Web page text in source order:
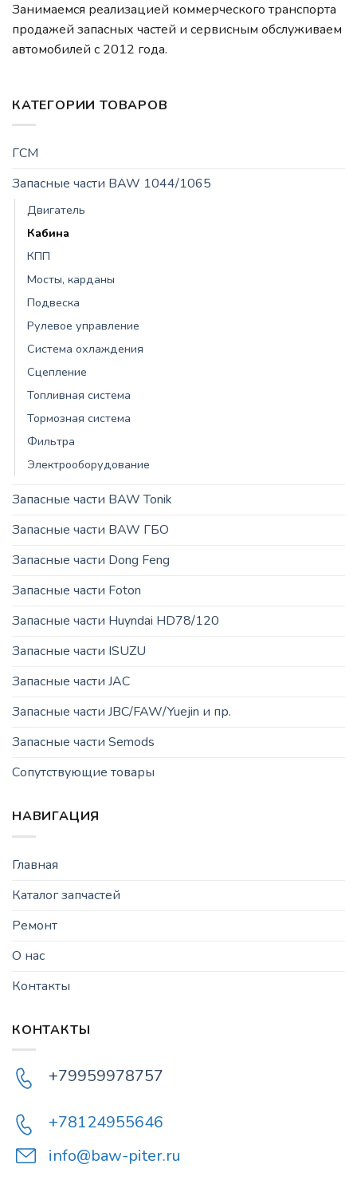
Занимаемся реализацией коммерческого транспорта
продажей запасных частей и сервисным обслуживаем
автомобилей c 2012 года.
КАТЕГОРИИ ТОВАРОВ
ГСМ
Запасные части BAW 1044/1065
Двигатель
Кабина
КПП
Мосты, карданы
Подвеска
Рулевое управление
Система охлаждения
Сцепление
Топливная система
Тормозная система
Фильтра
Электрооборудование
Запасные части BAW Tonik
Запасные части BAW ГБО
Запасные части Dong Feng
Запасные части Foton
Запасные части Huyndai HD78/120
Запасные части ISUZU
Запасные части JAC
Запасные части JBC/FAW/Yuejin и пр.
Запасные части Semods
Сопутствующие товары
НАВИГАЦИЯ
Главная
Каталог запчастей
Ремонт
О нас
Контакты
КОНТАКТЫ
+79959978757
+78124955646
info@baw-piter.ru